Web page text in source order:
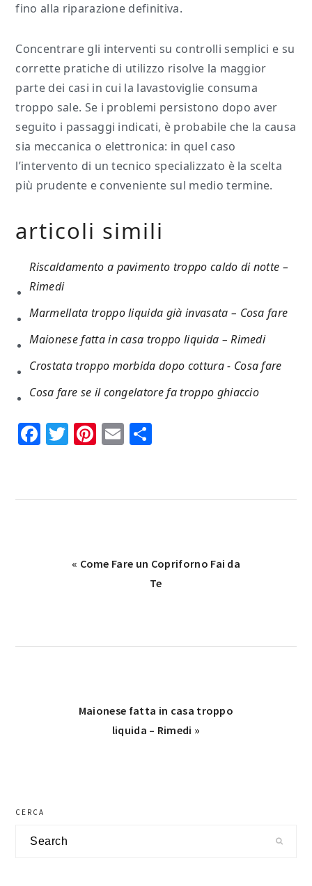
fino alla riparazione definitiva.
Concentrare gli interventi su controlli semplici e su
corrette pratiche di utilizzo risolve la maggior
parte dei casi in cui la lavastoviglie consuma
troppo sale. Se i problemi persistono dopo aver
seguito i passaggi indicati, è probabile che la causa
sia meccanica o elettronica: in quel caso
l’intervento di un tecnico specializzato è la scelta
più prudente e conveniente sul medio termine.
articoli simili
Riscaldamento a pavimento troppo caldo di notte​ –
Rimedi​
Marmellata troppo liquida già invasata​ – Cosa fare​​
Maionese fatta in casa troppo liquida​​ – Rimedi​​
Crostata troppo morbida dopo cottura ​- Cosa fare​​
Cosa fare se il congelatore fa troppo ghiaccio​​
Facebook
Twitter
Pinterest
Email
Previous
« Come Fare un Copriforno Fai da
Te
Next
Maionese fatta in casa troppo
liquida​​ – Rimedi​​ »
primary
sidebar
CERCA
Search